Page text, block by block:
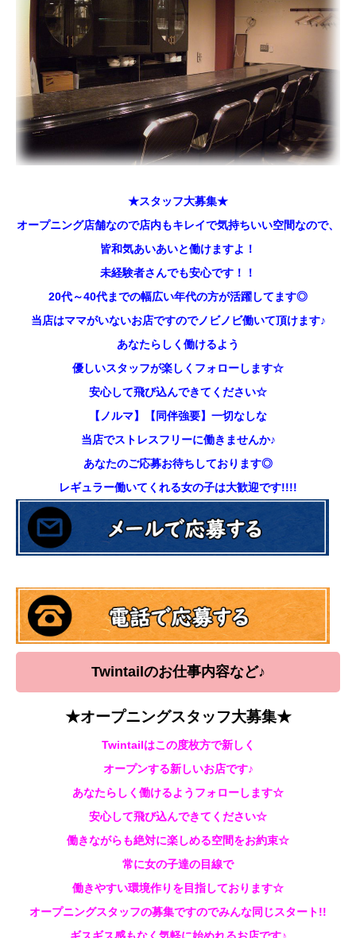
★スタッフ大募集★
オープニング店舗なので店内もキレイで気持ちいい空間なので、
皆和気あいあいと働けますよ！
未経験者さんでも安心です！！
20代～40代までの幅広い年代の方が活躍してます◎
当店はママがいないお店ですのでノビノビ働いて頂けます♪
あなたらしく働けるよう
優しいスタッフが楽しくフォローします☆
安心して飛び込んできてください☆
【ノルマ】【同伴強要】一切なしな
当店でストレスフリーに働きませんか♪
あなたのご応募お待ちしております◎
レギュラー働いてくれる女の子は大歓迎です!!!!
Twintailのお仕事内容など♪
★オープニングスタッフ大募集★
Twintailはこの度枚方で新しく
オープンする新しいお店です♪
あなたらしく働けるようフォローします☆
安心して飛び込んできてください☆
働きながらも絶対に楽しめる空間をお約束☆
常に女の子達の目線で
働きやすい環境作りを目指しております☆
オープニングスタッフの募集ですのでみんな同じスタート!!